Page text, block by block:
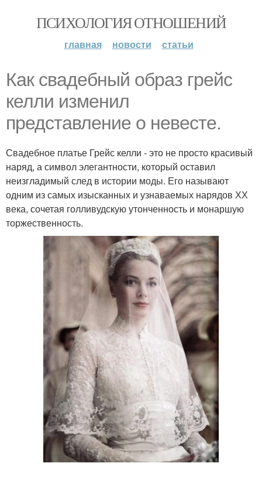
ПСИХОЛОГИЯ ОТНОШЕНИЙ
главная новости статьи
Как свадебный образ грейс
келли изменил
представление о невесте.
Свадебное платье Грейс келли - это не просто красивый
наряд, а символ элегантности, который оставил
неизгладимый след в истории моды. Его называют
одним из самых изысканных и узнаваемых нарядов ХХ
века, сочетая голливудскую утонченность и монаршую
торжественность.